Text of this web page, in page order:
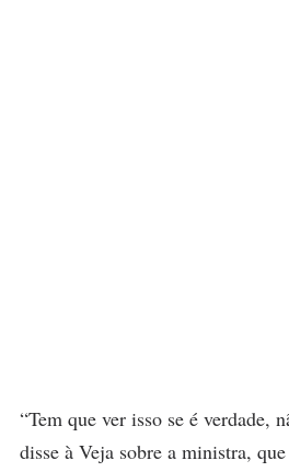
“Tem que ver isso se é verdade,
disse à Veja sobre a ministra,